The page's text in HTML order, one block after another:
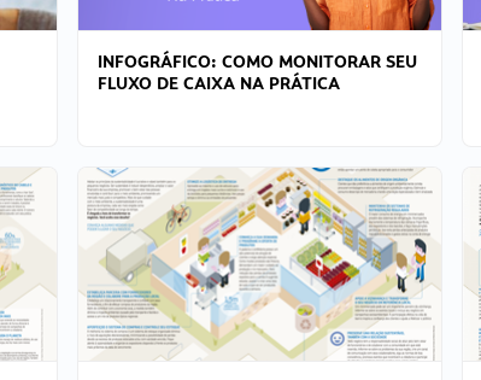
INFOGRÁFICO: COMO MONITORAR SEU
FLUXO DE CAIXA NA PRÁTICA